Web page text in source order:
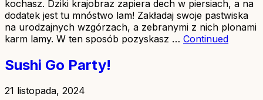
kochasz. Dziki krajobraz zapiera dech w piersiach, a na
dodatek jest tu mnóstwo lam! Zakładaj swoje pastwiska
na urodzajnych wzgórzach, a zebranymi z nich plonami
karm lamy. W ten sposób pozyskasz … Continued
Sushi Go Party!
21 listopada, 2024